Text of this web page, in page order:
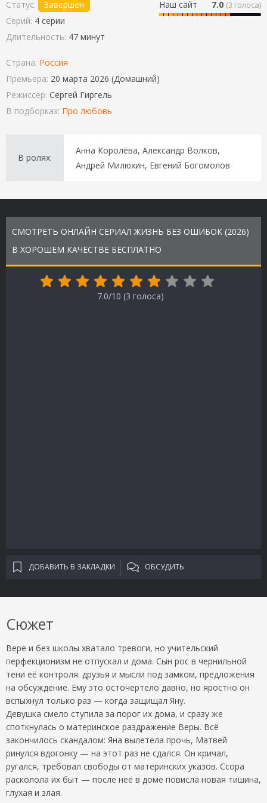
Наш сайт 7.0 (3 голоса)
Статус:
Завершен
Серий: 4 серии
Длительность: 47 минут
Страна: Россия
Премьера: 20 марта 2026 (Домашний)
Режиссёр: Сергей Гиргель
В подборках: Про любовь
В ролях:
Анна Королёва, Александр Волков,
Андрей Милюхин, Евгений Богомолов
СМОТРЕТЬ ОНЛАЙН СЕРИАЛ ЖИЗНЬ БЕЗ ОШИБОК (2026)
В ХОРОШЕМ КАЧЕСТВЕ БЕСПЛАТНО
7.0/10 (3 голоса)
ДОБАВИТЬ В ЗАКЛАДКИ ОБСУДИТЬ
Сюжет
Вере и без школы хватало тревоги, но учительский
перфекционизм не отпускал и дома. Сын рос в чернильной
тени её контроля: друзья и мысли под замком, предложения
на обсуждение. Ему это осточертело давно, но яростно он
вспыхнул только раз — когда защищал Яну.
Девушка смело ступила за порог их дома, и сразу же
споткнулась о материнское раздражение Веры. Всё
закончилось скандалом: Яна вылетела прочь, Матвей
ринулся вдогонку — на этот раз не сдался. Он кричал,
ругался, требовал свободы от материнских указов. Ссора
расколола их быт — после неё в доме повисла новая тишина,
глухая и злая.